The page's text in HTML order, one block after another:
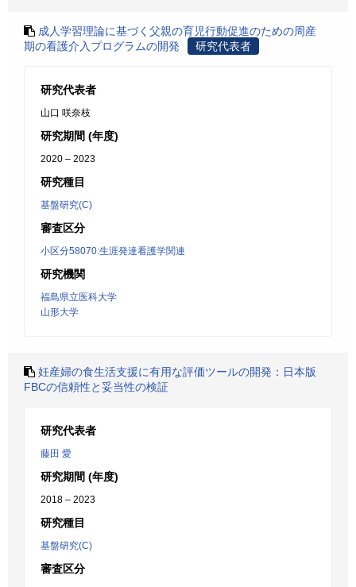
成人学習理論に基づく父親の育児行動促進のための周産
期の看護介入プログラムの開発
研究代表者
研究代表者
山口 咲奈枝
研究期間 (年度)
2020 – 2023
研究種目
基盤研究(C)
審査区分
小区分58070:生涯発達看護学関連
研究機関
福島県立医科大学
山形大学
妊産婦の食生活支援に有用な評価ツールの開発：日本版
FBCの信頼性と妥当性の検証
研究代表者
藤田 愛
研究期間 (年度)
2018 – 2023
研究種目
基盤研究(C)
審査区分